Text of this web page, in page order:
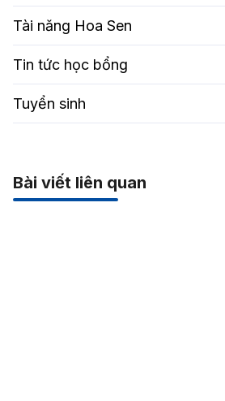
Tài năng Hoa Sen
Tin tức học bổng
Tuyển sinh
Bài viết liên quan